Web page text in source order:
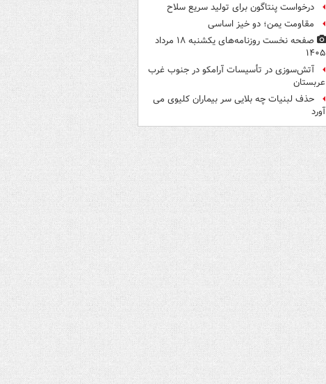
درخواست پنتاگون برای تولید سریع سلاح
مقاومت یمن؛ دو خیز اساسی
صفحه نخست روزنامه‌های یکشنبه ۱۸ مرداد
۱۴۰۵
آتش‌سوزی در تأسیسات آرامکو در جنوب غرب
عربستان
حذف لبنیات چه بلایی سر بیماران کلیوی می
آورد